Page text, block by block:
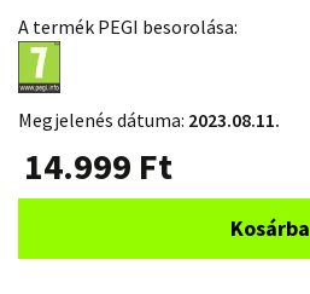
A termék PEGI besorolása:
Megjelenés dátuma: 2023.08.11.
14.999 Ft
Kosárba